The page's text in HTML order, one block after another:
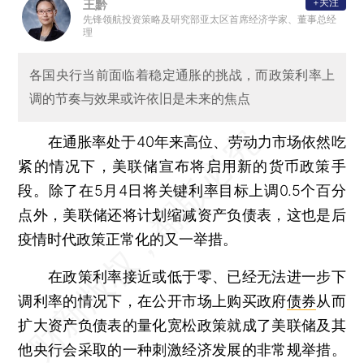
王黔
先锋领航投资策略及研究部亚太区首席经济学家、董事总经
理
各国央行当前面临着稳定通胀的挑战，而政策利率上
调的节奏与效果或许依旧是未来的焦点
在通胀率处于40年来高位、劳动力市场依然吃
紧的情况下，美联储宣布将启用新的货币政策手
段。除了在5月4日将关键利率目标上调0.5个百分
点外，美联储还将计划缩减资产负债表，这也是后
疫情时代政策正常化的又一举措。
在政策利率接近或低于零、已经无法进一步下
调利率的情况下，在公开市场上购买政府债券从而
扩大资产负债表的量化宽松政策就成了美联储及其
他央行会采取的一种刺激经济发展的非常规举措。